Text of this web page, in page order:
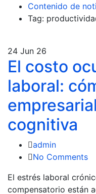
Contenido de
Tag:
24 Jun 26
El costo
laboral:
cognitiva
admin
No Comments
El estrés laboral
compensatorio están